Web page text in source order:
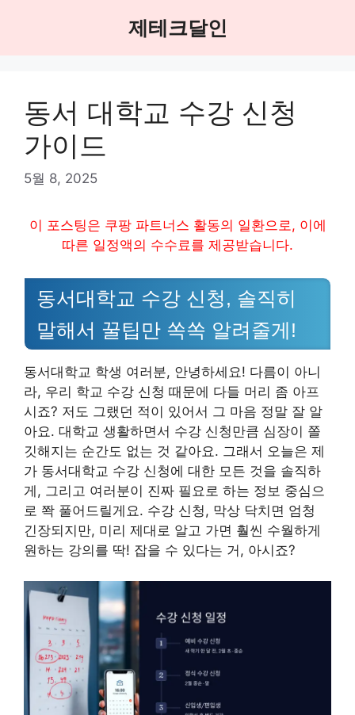
제테크달인
동서 대학교 수강 신청
가이드
5월 8, 2025
이 포스팅은 쿠팡 파트너스 활동의 일환으로, 이에
따른 일정액의 수수료를 제공받습니다.
동서대학교 수강 신청, 솔직히
말해서 꿀팁만 쏙쏙 알려줄게!
동서대학교 학생 여러분, 안녕하세요! 다름이 아니
라, 우리 학교 수강 신청 때문에 다들 머리 좀 아프
시죠? 저도 그랬던 적이 있어서 그 마음 정말 잘 알
아요. 대학교 생활하면서 수강 신청만큼 심장이 쫄
깃해지는 순간도 없는 것 같아요. 그래서 오늘은 제
가 동서대학교 수강 신청에 대한 모든 것을 솔직하
게, 그리고 여러분이 진짜 필요로 하는 정보 중심으
로 쫙 풀어드릴게요. 수강 신청, 막상 닥치면 엄청
긴장되지만, 미리 제대로 알고 가면 훨씬 수월하게
원하는 강의를 딱! 잡을 수 있다는 거, 아시죠?